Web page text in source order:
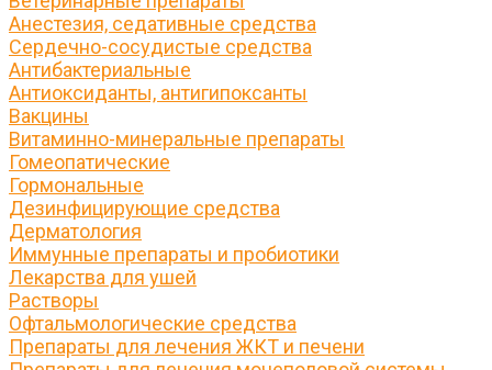
Анестезия, седативные средства
Сердечно-сосудистые средства
Антибактериальные
Антиоксиданты, антигипоксанты
Вакцины
Витаминно-минеральные препараты
Гомеопатические
Гормональные
Дезинфицирующие средства
Дерматология
Иммунные препараты и пробиотики
Лекарства для ушей
Растворы
Офтальмологические средства
Препараты для лечения ЖКТ и печени